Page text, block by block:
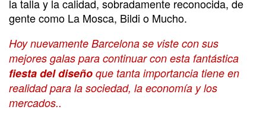
la talla y la calidad, sobradamente reconocida, de
gente como La Mosca, Bildi o Mucho.
Hoy nuevamente Barcelona se viste con sus
mejores galas para continuar con esta fantástica
fiesta del diseño que tanta importancia tiene en
realidad para la sociedad, la economía y los
mercados..